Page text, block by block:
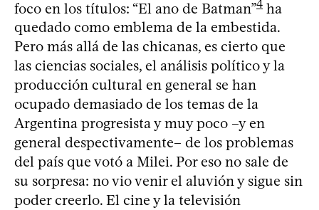
foco en los títulos: “El ano de Batman”4 ha
quedado como emblema de la embestida.
Pero más allá de las chicanas, es cierto que
las ciencias sociales, el análisis político y la
producción cultural en general se han
ocupado demasiado de los temas de la
Argentina progresista y muy poco –y en
general despectivamente– de los problemas
del país que votó a Milei. Por eso no sale de
su sorpresa: no vio venir el aluvión y sigue sin
poder creerlo. El cine y la televisión